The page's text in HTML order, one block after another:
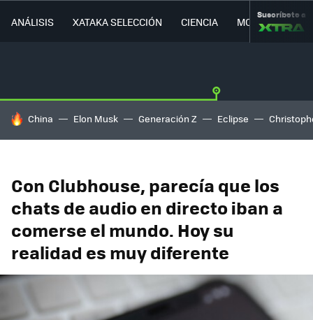
ANÁLISIS XATAKA SELECCIÓN CIENCIA MOVILIDAD
Suscríbete a
HOY SE HABLA DE
China Elon Musk Generación Z Eclipse
Con Clubhouse, parecía que los
chats de audio en directo iban a
comerse el mundo. Hoy su
realidad es muy diferente